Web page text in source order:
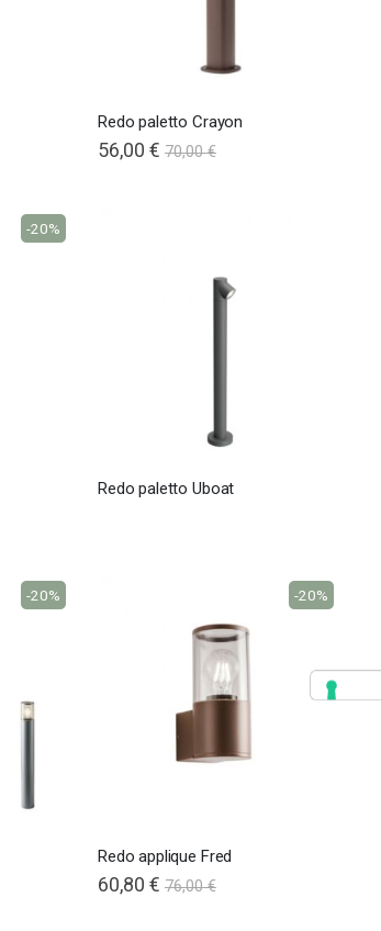
Redo paletto Crayon
56,00 € 70,00 €
-20%
Redo paletto Uboat
-20%
Redo applique Fred
60,80 € 76,00 €
-20%